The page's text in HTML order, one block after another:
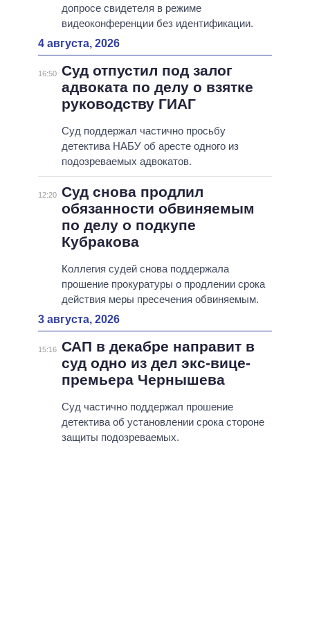
допросе свидетеля в режиме
видеоконференции без идентификации.
4 августа, 2026
16:50 Суд отпустил под залог
адвоката по делу о взятке
руководству ГИАГ
Суд поддержал частично просьбу
детектива НАБУ об аресте одного из
подозреваемых адвокатов.
12:20 Суд снова продлил
обязанности обвиняемым
по делу о подкупе
Кубракова
Коллегия судей снова поддержала
прошение прокуратуры о продлении срока
действия меры пресечения обвиняемым.
3 августа, 2026
15:16 САП в декабре направит в
суд одно из дел экс-вице-
премьера Чернышева
Суд частично поддержал прошение
детектива об установлении срока стороне
защиты подозреваемых.